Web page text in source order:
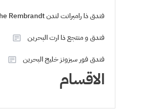
فندق ذا رامبرانت لندن The Rembrandt
فندق و منتجع ذا ارت البحرين
فندق فور سيزونز خليج البحرين
الاقسام